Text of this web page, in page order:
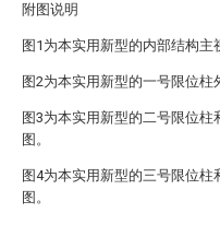
附图说明
图1为本实用新型的内部结构主
图2为本实用新型的一号限位柱
图3为本实用新型的二号限位
图。
图4为本实用新型的三号限位
图。